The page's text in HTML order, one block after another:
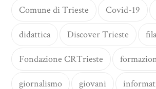
Comune di Trieste Covid-19
didattica Discover Trieste
Fondazione CRTrieste
giornalismo giovani